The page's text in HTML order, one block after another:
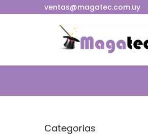
ventas@magatec.com.uy
Categorias